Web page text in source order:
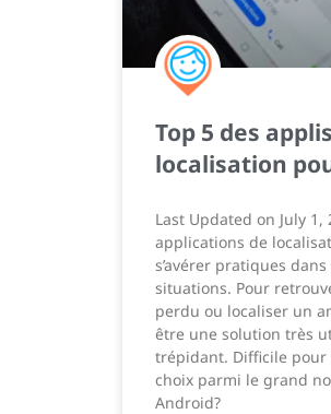
Top 5 des
localisation
Last Updated on July 1,
applications de
s’avérer pratiques
situations. Pour
perdu ou localiser un
être une solution très
trépidant. Difficile pour
choix parmi le grand
Android?